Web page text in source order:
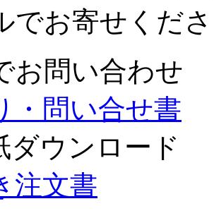
でお寄せくだ
お問い合わせ
・問い合せ書
ダウンロード
注文書